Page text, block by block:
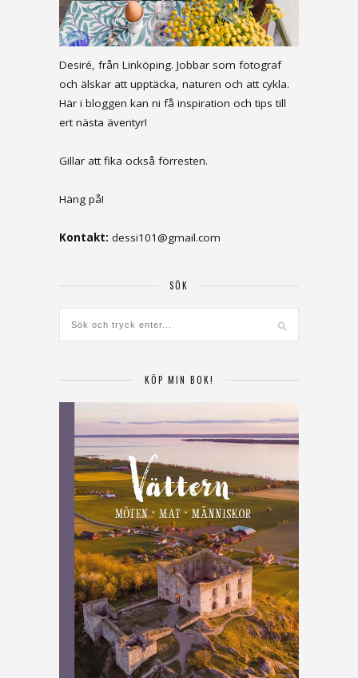
Desiré, från Linköping. Jobbar som fotograf
och älskar att upptäcka, naturen och att cykla.
Här i bloggen kan ni få inspiration och tips till
ert nästa äventyr!
Gillar att fika också förresten.
Häng på!
Kontakt: dessi101@gmail.com
SÖK
KÖP MIN BOK!